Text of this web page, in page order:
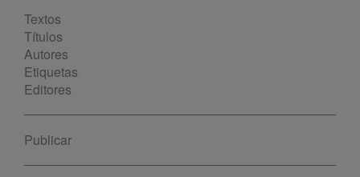
Textos
Títulos
Autores
Etiquetas
Editores
Publicar